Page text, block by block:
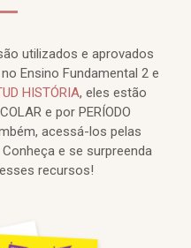
utilizados e aprovados
Ensino Fundamental 2 e
HISTÓRIA, eles estão
e por PERÍODO
acessá-los pelas
e se surpreenda
recursos!